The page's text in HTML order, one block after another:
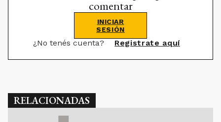
comentar
INICIAR
SESIÓN
¿No tenés cuenta? Registrate aquí
RELACIONADAS